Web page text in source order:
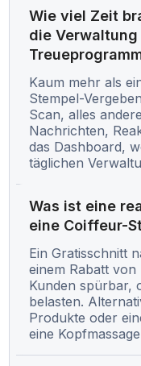
Wie viel Zeit
die
Kaum mehr als
Stempel-
Scan, alles
Nachrichten,
das Dashboard,
täglichen
Was ist eine
eine Coiffeur-
Ein Gratisschnitt
einem Rabatt
Kunden spürbar,
belasten.
Produkte oder
eine